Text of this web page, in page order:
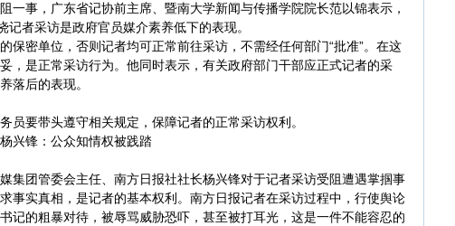
事，广东省记协前主席、暨南大学新闻与传播学院院长范以锦表示，
记者采访是政府官员媒介素养低下的表现。
密单位，否则记者均可正常前往采访，不需经任何部门“批准”。在这
，是正常采访行为。他同时表示，有关政府部门干部应正式记者的采
落后的表现。
要带头遵守相关规定，保障记者的正常采访权利。
锋：公众知情权被践踏
团管委会主任、南方日报社社长杨兴锋对于记者采访受阻遭遇掌掴事
事实真相，是记者的基本权利。南方日报记者在采访过程中，行使舆论
记的粗暴对待，被辱骂威胁恐吓，甚至被打耳光，这是一件不能容忍的